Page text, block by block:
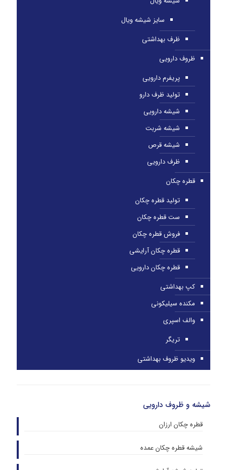
سایز شیشه ویال
ظرف بهداشتی
ظروف دارویی
پریفرم دارویی
تولید ظرف دارو
شیشه دارویی
شیشه شربت
شیشه قرص
ظرف دارویی
قطره چکان
تولید قطره چکان
ست قطره چکان
فروش قطره چکان
قطره چکان آرایشی
قطره چکان دارویی
کپ بهداشتی
مکنده سیلیکونی
والف اسپری
تریگر
ویدیو ظروف بهداشتی
شیشه و ظروف دارویی
قطره چکان ارزان
شیشه قطره چکان عمده